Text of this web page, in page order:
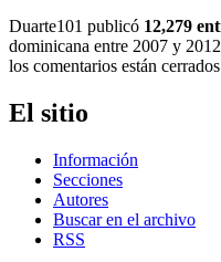
Duarte101 publicó 12,279
dominicana entre 2007 y
los comentarios están
El sitio
Información
Secciones
Autores
Buscar en el archivo
RSS